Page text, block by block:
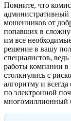
Помните, что
административный
мошенников от
попавших в
им все
решение в вашу
специалистов,
работы компании в
столкнулись с
алгоритму и
по электронной
многомиллионный